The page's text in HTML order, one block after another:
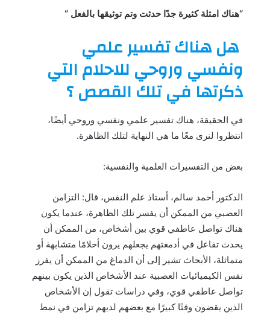
“هناك امثلة كثيرة جدًا حدثت وتم توثيقها بالفعل “
هل هناك تفسير علمي
ونفسي وروحي للاحلام التي
ذكرتها في تلك القصص ؟
في الحقيقة، هناك تفسير علمي ونفسي وروحي أيضًا،
انتظروا لنرى معًا ما هي النهاية لتلك الظاهرة.
بعض من التفسيرات العلمية والنفسية:
الدكتور أحمد سالم، أستاذ علم النفس، قال: التزامن
العصبي من الممكن أن يفسر تلك الظاهرة، عندما يكون
هناك تواصل عاطفي قوي بين أشخاص، من الممكن أن
يحدث تفاعل في أدمغتهم يجعلهم يرون أحلامًا متشابهة أو
متماثلة، الأبحاث تشير إلى أن الدماغ من الممكن أن يفرز
نفس الكيميائيات العصبية عند الأشخاص الذين يكون بينهم
تواصل عاطفي قوي، وفي دراسات تقول إن الأشخاص
الذين يقضون وقتًا كبيرًا مع بعضهم لديهم تزامن في نمط